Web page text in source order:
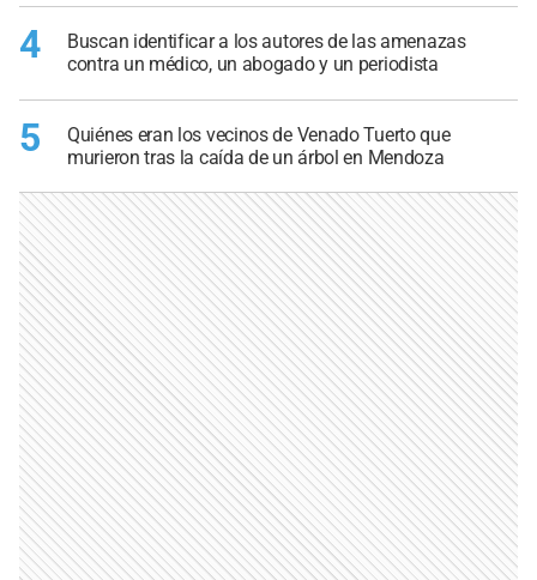
4
Buscan identificar a los autores de las amenazas
contra un médico, un abogado y un periodista
5
Quiénes eran los vecinos de Venado Tuerto que
murieron tras la caída de un árbol en Mendoza